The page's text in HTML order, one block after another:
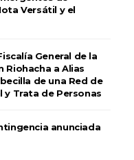
Versátil y el
General de la
Riohacha a Alias
de una Red de
y Trata de Personas
anunciada